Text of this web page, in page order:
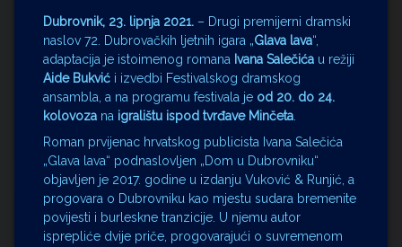
Dubrovnik, 23. lipnja 2021. – Drugi premijerni dramski
naslov 72. Dubrovačkih ljetnih igara „Glava lava“,
adaptacija je istoimenog romana Ivana Salečića u režiji
Aide Bukvić i izvedbi Festivalskog dramskog
ansambla, a na programu festivala je od 20. do 24.
kolovoza na igralištu ispod tvrđave Minčeta
Roman prvijenac hrvatskog publicista Ivana Salečića
„Glava lava“ podnaslovljen „Dom u Dubrovniku“
objavljen je 2017. godine u izdanju Vuković & Runjić, a
progovara o Dubrovniku kao mjestu sudara bremenite
povijesti i burleskne tranzicije. U njemu autor
isprepliće dvije priče, progovarajući o suvremenom